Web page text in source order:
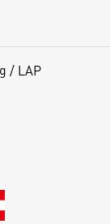
/ LAP